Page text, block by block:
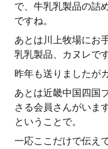
で、牛乳乳製品の詰
ですね。
あとは川上牧場にお
乳乳製品、カヌレです
昨年も送りましたが
あとは近畿中国四国
さる会員さんがいま
ということで。
一応ここだけで伝え